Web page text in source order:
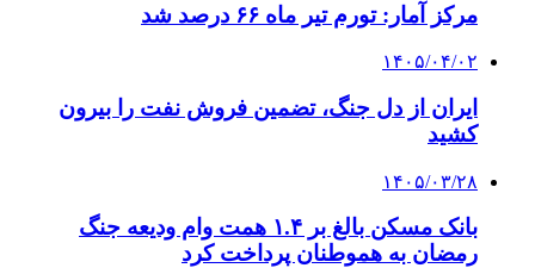
مرکز آمار: تورم تیر ماه ۶۶ درصد شد
۱۴۰۵/۰۴/۰۲
ایران از دل جنگ، تضمین فروش نفت را بیرون
کشید
۱۴۰۵/۰۳/۲۸
بانک مسکن بالغ بر ۱.۴ همت وام ودیعه جنگ
رمضان به هموطنان پرداخت کرد